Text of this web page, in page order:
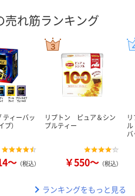
売れ筋ランキング
ティーバッ
プ）
～ （税込）
リプトン ピュア＆シン
プルティー
￥550～ （税込）
ランキングをもっと見る